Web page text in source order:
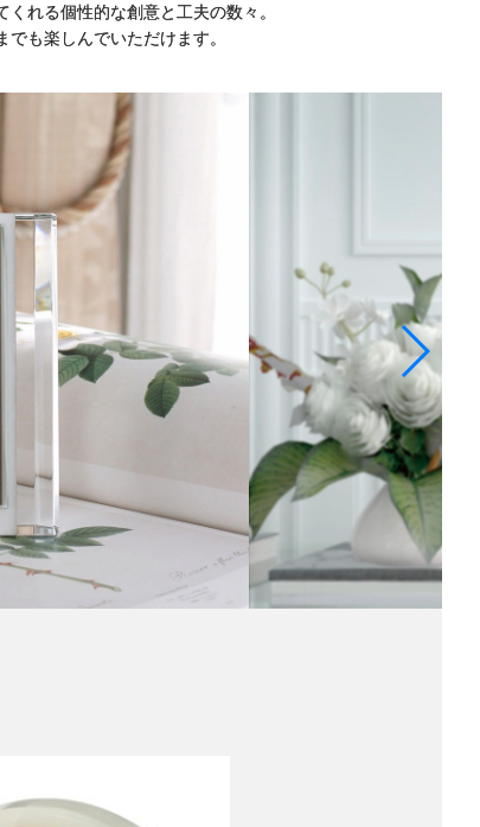
れる個性的な創意と工夫の数々。
も楽しんでいただけます。